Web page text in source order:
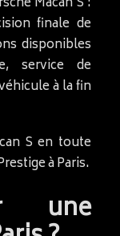
finale de
disponibles
service de
à la fin
S en toute
à Paris.
une